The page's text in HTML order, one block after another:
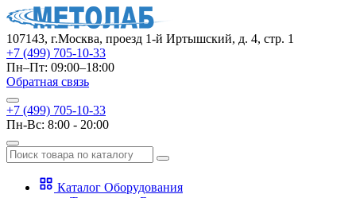
107143, г.Москва, проезд 1-й Иртышский, д. 4, стр. 1
+7 (499) 705-10-33
Пн–Пт: 09:00–18:00
Обратная связь
+7 (499) 705-10-33
Пн-Вс: 8:00 - 20:00
Каталог Оборудования